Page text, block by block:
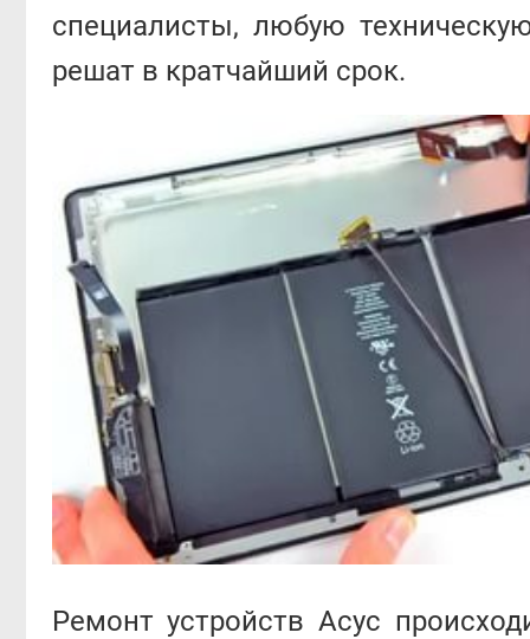
специалисты, любую
решат в кратчайший срок.
Ремонт устройств Асус